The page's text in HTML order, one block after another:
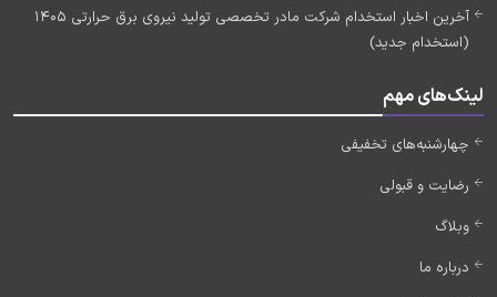
آخرین اخبار استخدام شرکت مادر تخصصی تولید نیروی برق حرارتی 1405
(استخدام جدید)
لینک‌های مهم
چهارشنبه‌های تخفیفی
رضایت و قبولی
وبلاگ
درباره ما